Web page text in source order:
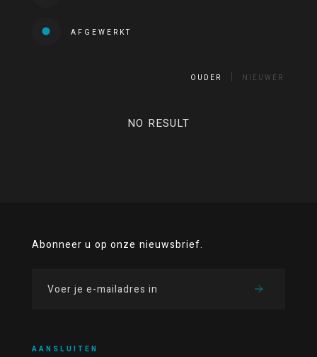
AFGEWERKT
OUDER NIEUWER
NO RESULT
Abonneer u op onze nieuwsbrief.
AANSLUITEN